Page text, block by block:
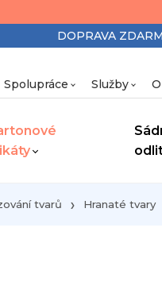
DOPRAVA
Spolupráce Služby
tvarů Hranaté tvary